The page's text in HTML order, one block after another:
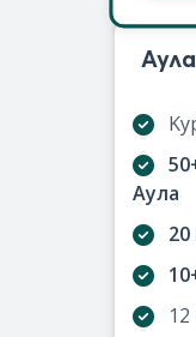
Аула
20